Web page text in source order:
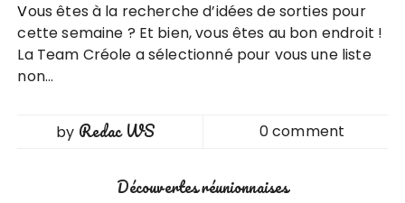
Vous êtes à la recherche d’idées de sorties pour
cette semaine ? Et bien, vous êtes au bon endroit !
La Team Créole a sélectionné pour vous une liste
non…
by Redac WS 0 comment
Découvertes réunionnaises